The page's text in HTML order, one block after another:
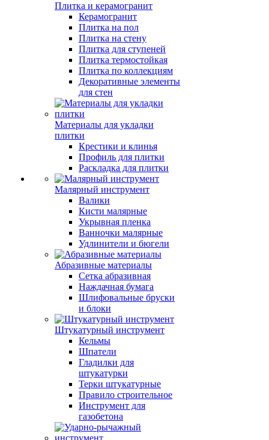
Плитка и керамогранит
Керамогранит
Плитка на пол
Плитка на стену
Плитка для ступеней
Плитка термостойкая
Плитка по коллекциям
Декоративные элементы
для стен
Материалы для укладки
плитки
Крестики и клинья
Профиль для плитки
Раскладка для плитки
Малярный инструмент
Валики
Кисти малярные
Укрывная пленка
Ванночки малярные
Удлинители и бюгели
Абразивные материалы
Сетка абразивная
Наждачная бумага
Шлифовальные бруски
и блоки
Штукатурный инструмент
Кельмы
Шпатели
Гладилки для
штукатурки
Терки штукатурные
Правило строительное
Инструмент для
газобетона